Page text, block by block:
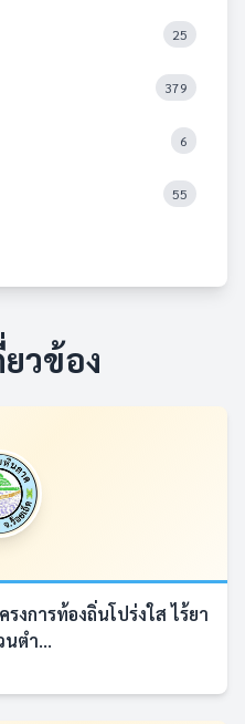
25
379
6
55
วข้อง
งการท้องถิ่นโปร่งใส ไร้ยา
นตำ...